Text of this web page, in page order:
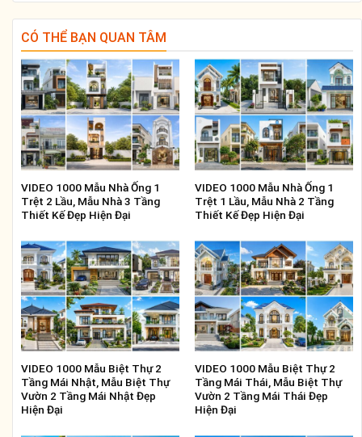
CÓ THỂ BẠN QUAN TÂM
VIDEO 1000 Mẫu Nhà Ống 1
Trệt 2 Lầu, Mẫu Nhà 3 Tầng
Thiết Kế Đẹp Hiện Đại
VIDEO 1000 Mẫu Nhà Ống 1
Trệt 1 Lầu, Mẫu Nhà 2 Tầng
Thiết Kế Đẹp Hiện Đại
VIDEO 1000 Mẫu Biệt Thự 2
Tầng Mái Nhật, Mẫu Biệt Thự
Vườn 2 Tầng Mái Nhật Đẹp
Hiện Đại
VIDEO 1000 Mẫu Biệt Thự 2
Tầng Mái Thái, Mẫu Biệt Thự
Vườn 2 Tầng Mái Thái Đẹp
Hiện Đại